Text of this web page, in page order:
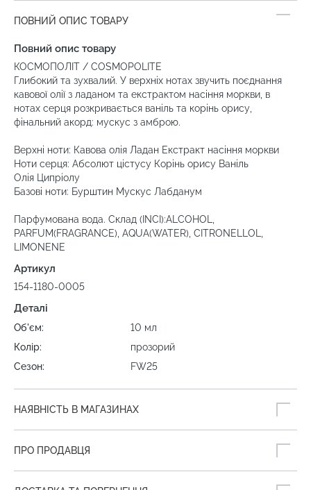
ПОВНИЙ ОПИС ТОВАРУ
Повний опис товару
КОСМОПОЛІТ / COSMOPOLITE
Глибокий та зухвалий. У верхніх нотах звучить поєднання
кавової олії з ладаном та екстрактом насіння моркви, в
нотах серця розкривається ваніль та корінь орису,
фінальний акорд: мускус з амброю.
Верхні ноти: Кавова олія Ладан Екстракт насіння моркви
Ноти серця: Абсолют цістусу Корінь орису Ваніль
Олія Ципріолу
Базові ноти: Бурштин Мускус Лабданум
Парфумована вода. Склад (INCI):ALCOHOL,
PARFUM(FRAGRANCE), AQUA(WATER), CITRONELLOL,
LIMONENE
Артикул
154-1180-0005
Деталі
Об'єм:
10 мл
Колір:
прозорий
Сезон:
FW25
НАЯВНІСТЬ В МАГАЗИНАХ
ПРО ПРОДАВЦЯ